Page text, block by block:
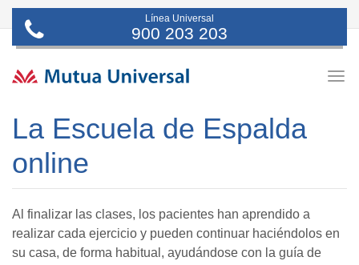
Línea Universal
900 203 203
La Escuela de Espalda
online
Al finalizar las clases, los pacientes han aprendido a
realizar cada ejercicio y pueden continuar haciéndolos en
su casa, de forma habitual, ayudándose con la guía de